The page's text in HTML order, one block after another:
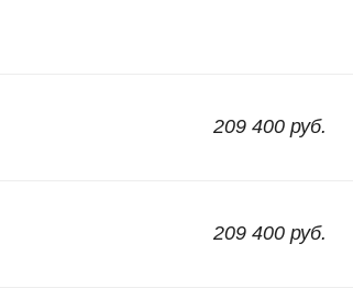
209 400 руб.
209 400 руб.